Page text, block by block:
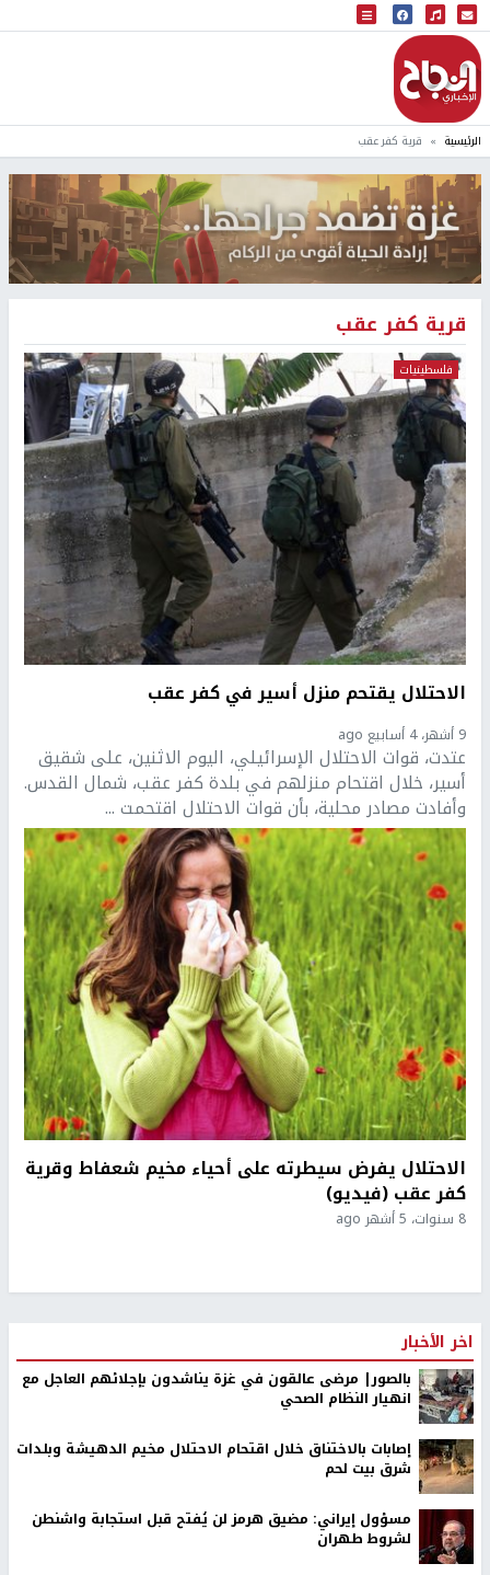
البث المباشر
إذاعة النجاح
الرئيسية قرية كفر عقب
قرية كفر عقب
فلسطينيات
الاحتلال يقتحم منزل أسير في كفر عقب
9 أشهر، 4 أسابيع ago
عتدت، قوات الاحتلال الإسرائيلي، اليوم الاثنين، على شقيق
أسير، خلال اقتحام منزلهم في بلدة كفر عقب، شمال القدس.
وأفادت مصادر محلية، بأن قوات الاحتلال اقتحمت ...
الاحتلال يفرض سيطرته على أحياء مخيم شعفاط وقرية
كفر عقب (فيديو)
8 سنوات، 5 أشهر ago
اخر الأخبار
بالصور| مرضى عالقون في غزة يناشدون بإجلائهم العاجل مع
انهيار النظام الصحي
إصابات بالاختناق خلال اقتحام الاحتلال مخيم الدهيشة وبلدات
شرق بيت لحم
مسؤول إيراني: مضيق هرمز لن يُفتح قبل استجابة واشنطن
لشروط طهران